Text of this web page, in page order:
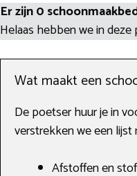
Er zijn 0
Helaas hebben we in
Wat maakt een
De poetser huur je in
verstrekken we een
Afstoffen en